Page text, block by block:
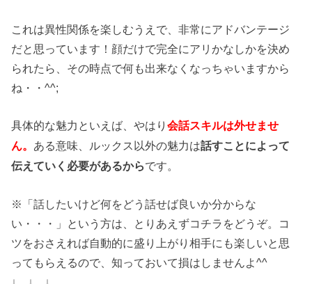
これは異性関係を楽しむうえで、非常にアドバンテージ
だと思っています！顔だけで完全にアリかなしかを決め
られたら、その時点で何も出来なくなっちゃいますから
ね・・^^;
具体的な魅力といえば、やはり会話スキルは外せませ
ん。 ある意味、ルックス以外の魅力は話すことによって
伝えていく必要があるからです。
※「話したいけど何をどう話せば良いか分からな
い・・・」という方は、とりあえずコチラをどうぞ。コ
ツをおさえれば自動的に盛り上がり相手にも楽しいと思
ってもらえるので、知っておいて損はしませんよ^^